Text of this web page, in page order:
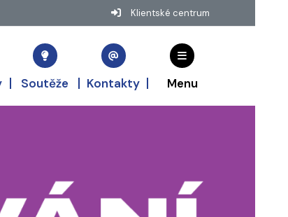
Klientské centrum
Soutěže Kontakty Menu